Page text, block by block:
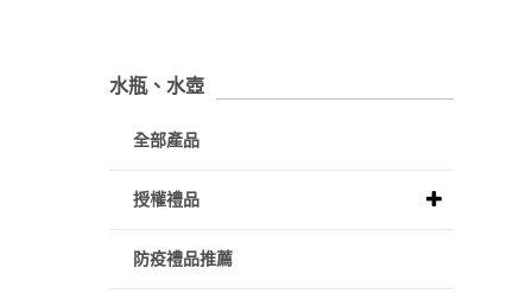
水瓶、水壺
全部產品
授權禮品
防疫禮品推薦